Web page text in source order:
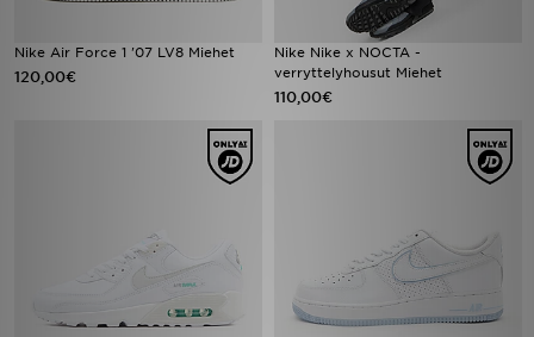
Nike Air Force 1 '07 LV8 Miehet
120,00€
Nike Nike x NOCTA -
verryttelyhousut Miehet
110,00€